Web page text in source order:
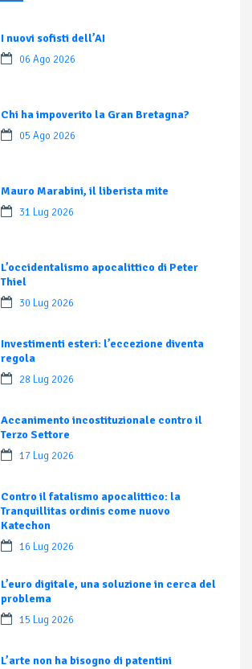
I nuovi sofisti dell’AI
06 Ago 2026
Chi ha impoverito la Gran Bretagna?
05 Ago 2026
Mauro Marabini, il liberista mite
31 Lug 2026
L’occidentalismo apocalittico di Peter
Thiel
30 Lug 2026
Investimenti esteri: l’eccezione diventa
regola
28 Lug 2026
Accanimento incostituzionale contro il
Terzo Settore
17 Lug 2026
Contro il fatalismo apocalittico: la
Tranquillitas ordinis come nuovo
Katechon
16 Lug 2026
L’euro digitale, una soluzione in cerca del
problema
15 Lug 2026
L’arte non ha bisogno di patentini